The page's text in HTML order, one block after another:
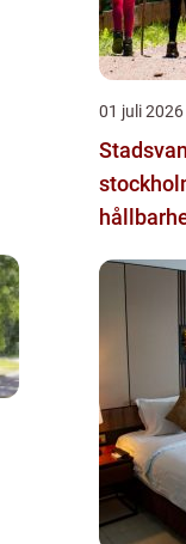
01 juli 2026
stockholm